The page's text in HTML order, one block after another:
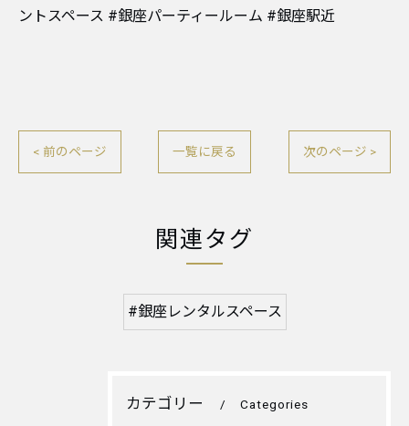
ントスペース #銀座パーティールーム #銀座駅近
< 前のページ 一覧に戻る 次のページ >
関連タグ
#銀座レンタルスペース
カテゴリー Categories